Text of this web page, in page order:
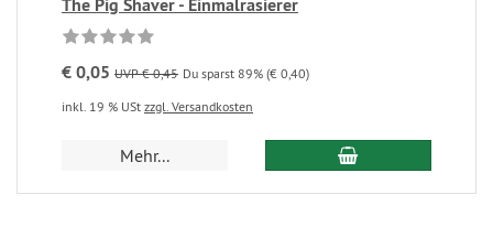
The Pig Shaver - Einmalrasierer
€ 0,05 UVP € 0,45 Du sparst 89% (€ 0,40)
inkl. 19 % USt zzgl. Versandkosten
Mehr...